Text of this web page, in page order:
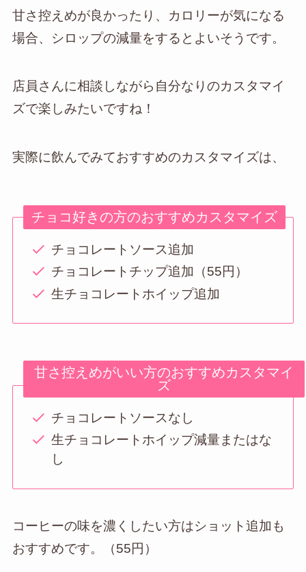
甘さ控えめが良かったり、カロリーが気になる
場合、シロップの減量をするとよいそうです。
店員さんに相談しながら自分なりのカスタマイ
ズで楽しみたいですね！
実際に飲んでみておすすめのカスタマイズは、
チョコ好きの方のおすすめカスタマイズ
チョコレートソース追加
チョコレートチップ追加（55円）
生チョコレートホイップ追加
甘さ控えめがいい方のおすすめカスタマイ
ズ
チョコレートソースなし
生チョコレートホイップ減量またはな
し
コーヒーの味を濃くしたい方はショット追加も
おすすめです。（55円）